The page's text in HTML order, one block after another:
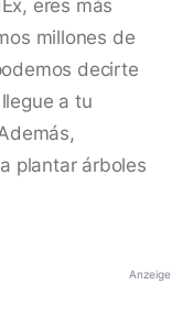
eres más
millones de
decirte
a tu
plantar árboles
Anzeige